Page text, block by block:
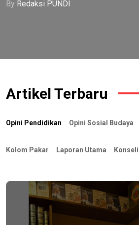
By Redaksi PUNDI
By Redaksi PUNDI
Artikel Terbaru
Opini Pendidikan Opini Sosial Budaya
Kolom Pakar Laporan Utama